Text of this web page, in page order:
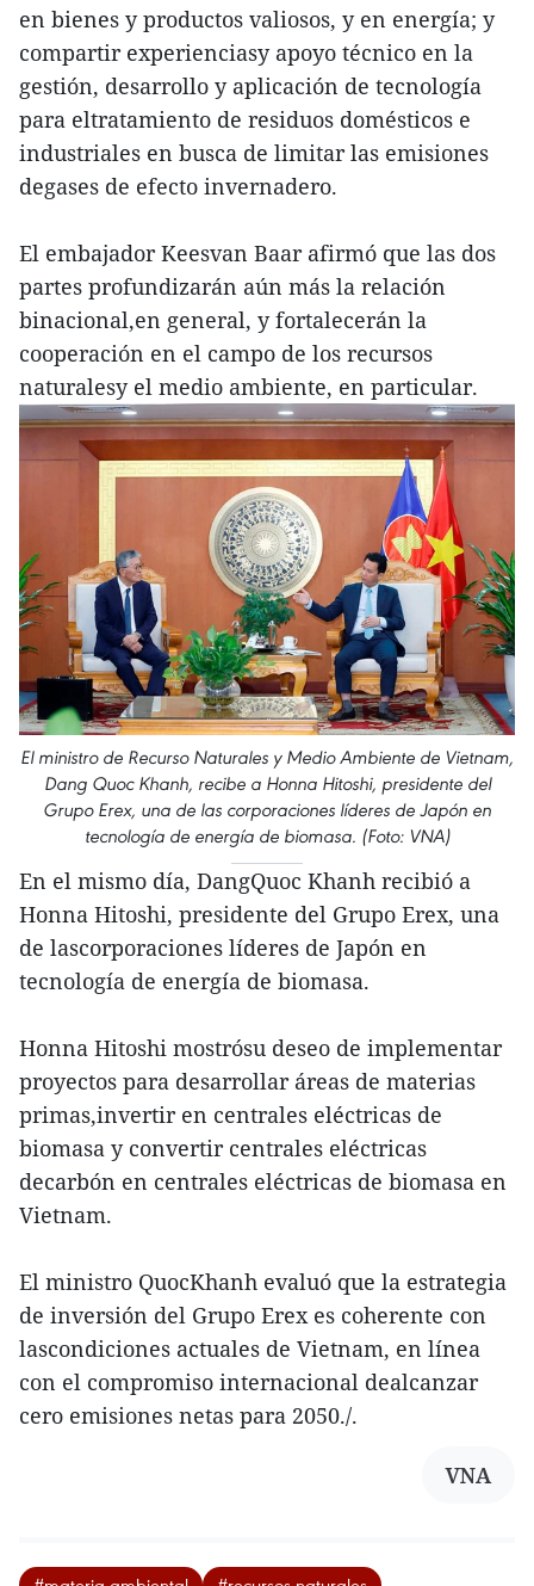
en bienes y productos valiosos, y en energía; y
compartir experienciasy apoyo técnico en la
gestión, desarrollo y aplicación de tecnología
para eltratamiento de residuos domésticos e
industriales en busca de limitar las emisiones
degases de efecto invernadero.
El embajador Keesvan Baar afirmó que las dos
partes profundizarán aún más la relación
binacional,en general, y fortalecerán la
cooperación en el campo de los recursos
naturalesy el medio ambiente, en particular.
El ministro de Recurso Naturales y Medio Ambiente de Vietnam,
Dang Quoc Khanh, recibe a Honna Hitoshi, presidente del
Grupo Erex, una de las corporaciones líderes de Japón en
tecnología de energía de biomasa. (Foto: VNA)
En el mismo día, DangQuoc Khanh recibió a
Honna Hitoshi, presidente del Grupo Erex, una
de lascorporaciones líderes de Japón en
tecnología de energía de biomasa.
Honna Hitoshi mostrósu deseo de implementar
proyectos para desarrollar áreas de materias
primas,invertir en centrales eléctricas de
biomasa y convertir centrales eléctricas
decarbón en centrales eléctricas de biomasa en
Vietnam.
El ministro QuocKhanh evaluó que la estrategia
de inversión del Grupo Erex es coherente con
lascondiciones actuales de Vietnam, en línea
con el compromiso internacional dealcanzar
cero emisiones netas para 2050./.
VNA